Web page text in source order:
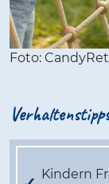
Foto:
Kindern